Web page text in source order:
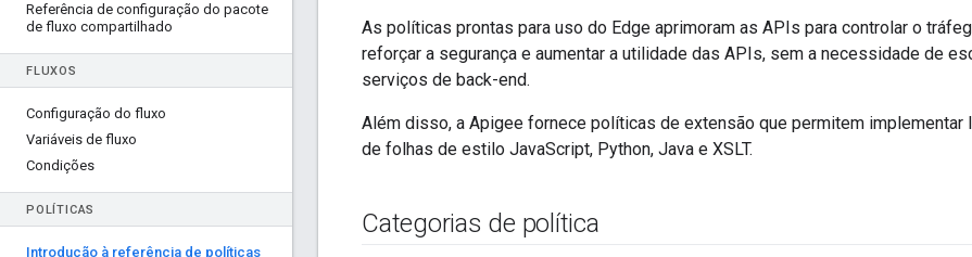
Referência de configuração do pacote
de fluxo compartilhado
FLUXOS
Configuração do fluxo
Variáveis de fluxo
Condições
POLÍTICAS
Introdução à referência de políticas
As políticas prontas para uso do Edge aprimoram as APIs para controlar o
reforçar a segurança e aumentar a utilidade das APIs, sem a necessidade de
serviços de back-end.
Além disso, a Apigee fornece políticas de extensão que permitem implementar
de folhas de estilo JavaScript, Python, Java e XSLT.
Categorias de política